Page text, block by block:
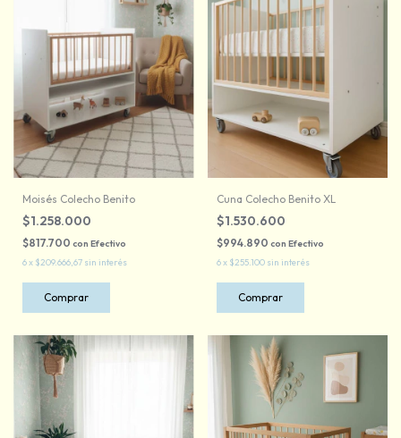
Moisés Colecho Benito
$1.258.000
$817.700 con Efectivo
6x $209.666,67 sin interés
Comprar
Cuna Colecho Benito XL
$1.530.600
$994.890 con Efectivo
6x $255.100 sin interés
Comprar